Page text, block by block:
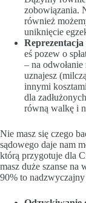
zobowiązania.
również
uniknięcie
eś pozew o
– na
uznajesz
innymi
dla
równą walkę i
Nie masz się czego
sądowego daje nam
którą przygotuje dla
masz duże szanse na
90% to